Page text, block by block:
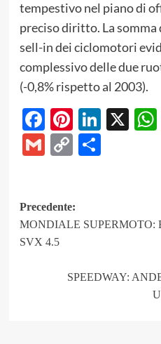
tempestivo nel piano di
preciso diritto. La
sell-in dei ciclomotori
complessivo delle due
(-0,8% rispetto al 2003).
Facebook
X
Gmail
CopyShare
Navigazione
articolo
Precedente:
MONDIALE SUPERMOTO:
SVX 4.5
SPEEDWAY: